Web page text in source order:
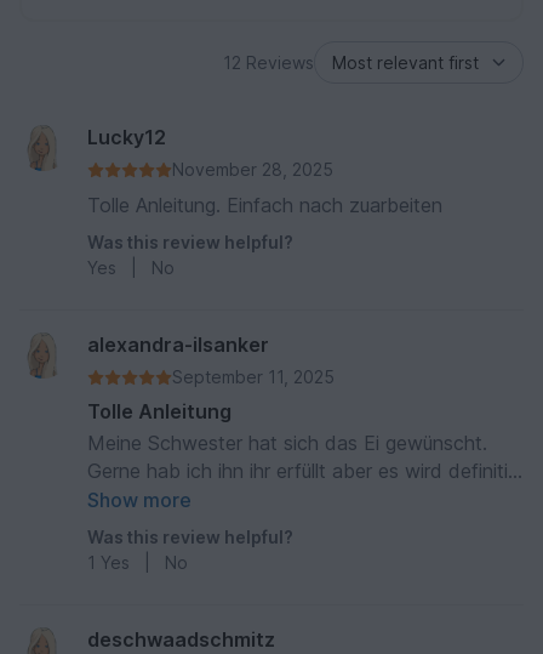
12 Reviews
Lucky12
November 28, 2025
Tolle Anleitung. Einfach nach zuarbeiten
Was this review helpful?
Yes
No
alexandra-ilsanker
September 11, 2025
Tolle Anleitung
Meine Schwester hat sich das Ei gewünscht.
Gerne hab ich ihn ihr erfüllt aber es wird definitiv
ein Unikat von mir bleiben. Die Anleitung selber
ist klasse erklärt, alles leicht zu verstehen. Habe
aber gemerkt, ich bin eher der Typ Amigurumi,
Show more
Was this review helpful?
1 Yes No
deschwaadschmitz